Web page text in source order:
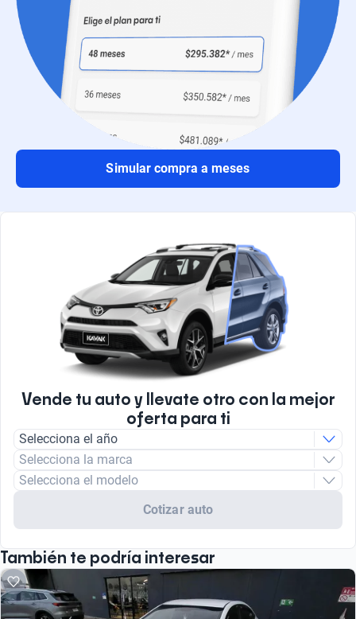
Simular compra a meses
Vende tu auto y llevate otro con la mejor
oferta para ti
Selecciona el año
Selecciona la marca
Selecciona el modelo
Cotizar auto
También te podría interesar